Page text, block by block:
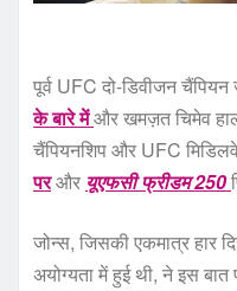
पूर्व UFC दो-डिवीजन
के बारे मेंऔर खमज़त चिमेव
चैंपियनशिप और UFC
परऔर यूएफसी फ्रीडम 250
जोन्स, जिसकी एकमात्र हार
अयोग्यता में हुई थी, ने इस